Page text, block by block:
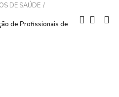
DE SAÚDE
de Profissionais de